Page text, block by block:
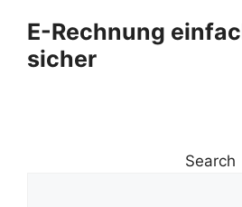
Inhalt
springen
E-Rechnung
sicher
Search